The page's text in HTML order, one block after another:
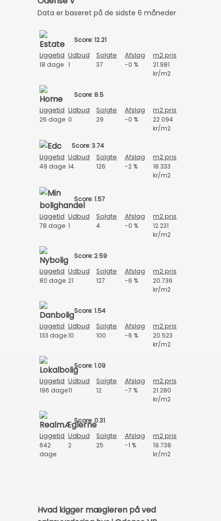
Data er baseret på de sidste 6 måneder
Score: 12.21
Liggetid Udbud Solgte Afslag m2 pris
18 dage 1 37 -0 %
21.981
kr/m2
Score: 8.5
Liggetid Udbud Solgte Afslag m2 pris
26 dage 0 29 -0 %
22.094
kr/m2
Score: 3.74
Liggetid Udbud Solgte Afslag m2 pris
49 dage 14 126 -2 %
18.333
kr/m2
Score: 1.57
Liggetid Udbud Solgte Afslag m2 pris
78 dage 1 4 -0 %
12.231
kr/m2
Score: 2.59
Liggetid Udbud Solgte Afslag m2 pris
80 dage 21 127 -6 %
20.736
kr/m2
Score: 1.54
Liggetid Udbud Solgte Afslag m2 pris
133 dage10 100 -6 %
20.523
kr/m2
Score: 1.09
Liggetid Udbud Solgte Afslag m2 pris
196 dage11 12 -7 %
21.280
kr/m2
Score: 0.31
Liggetid Udbud Solgte Afslag m2 pris
642
dage
2 25 -1 %
19.738
kr/m2
Hvad kigger mægleren på ved